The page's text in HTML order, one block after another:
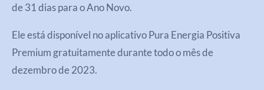
de 31 dias para o Ano Novo.
Ele está disponível no aplicativo Pura Energia Positiva
Premium gratuitamente durante todo o mês de
dezembro de 2023.